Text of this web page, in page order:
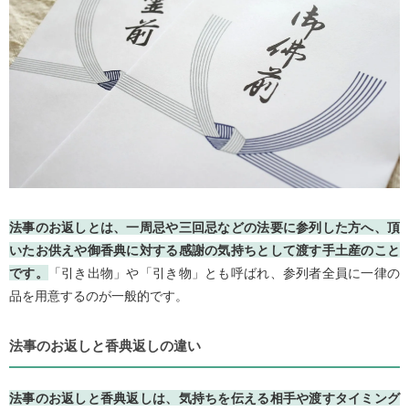
住職（お坊さん）への引き出物の選び方｜お礼の品と表書き
のポイント
法事のお返しはどこで買う？通販サイトの上手な活用法と注
【Q&A】法事のお返しに贈る引き出物に関するよくある疑問
ろう
法事のお返しとは、一周忌や三回忌などの法要に参列した方へ、頂
いたお供えや御香典に対する感謝の気持ちとして渡す手土産のこと
です。
「引き出物」や「引き物」とも呼ばれ、参列者全員に一律の
品を用意するのが一般的です。
法事のお返しと香典返しの違い
法事のお返しと香典返しは、気持ちを伝える相手や渡すタイミング